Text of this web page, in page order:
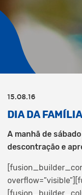
15.08.16
DIA DA
A manhã de
descontração e